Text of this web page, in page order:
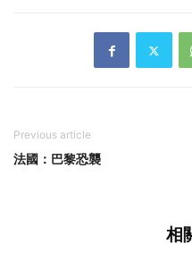
Previous article
法國：巴黎恐襲
相